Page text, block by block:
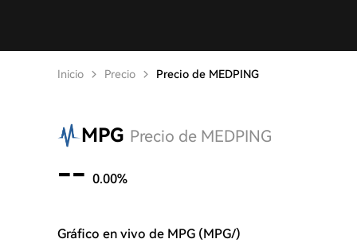
Inicio Precio Precio de MEDPING
MPG Precio de MEDPING
-- 0.00%
Gráfico en vivo de MPG (MPG/)